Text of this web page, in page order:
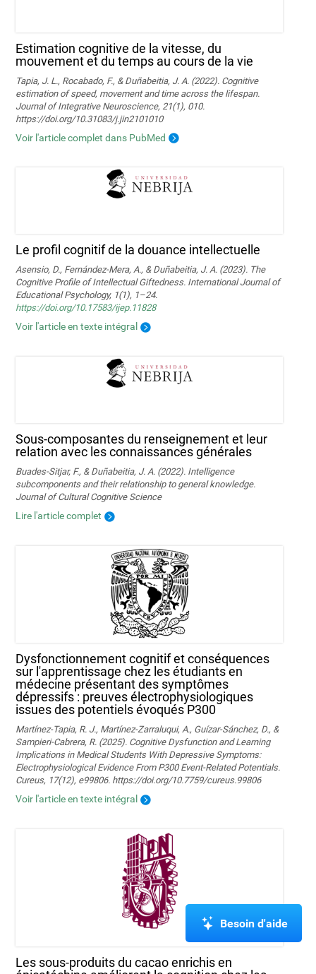
Estimation cognitive de la vitesse, du
mouvement et du temps au cours de la vie
Tapia, J. L., Rocabado, F., & Duñabeitia, J. A. (2022). Cognitive
estimation of speed, movement and time across the lifespan.
Journal of Integrative Neuroscience, 21(1), 010.
https://doi.org/10.31083/j.jin2101010
Voir l'article complet dans PubMed
Le profil cognitif de la douance intellectuelle
Asensio, D., Fernández-Mera, A., & Duñabeitia, J. A. (2023). The
Cognitive Profile of Intellectual Giftedness. International Journal of
Educational Psychology, 1(1), 1–24.
https://doi.org/10.17583/ijep.11828
Voir l'article en texte intégral
Sous-composantes du renseignement et leur
relation avec les connaissances générales
Buades-Sitjar, F., & Duñabeitia, J. A. (2022). Intelligence
subcomponents and their relationship to general knowledge.
Journal of Cultural Cognitive Science
Lire l'article complet
Dysfonctionnement cognitif et conséquences
sur l'apprentissage chez les étudiants en
médecine présentant des symptômes
dépressifs : preuves électrophysiologiques
issues des potentiels évoqués P300
Martínez-Tapia, R. J., Martínez-Zarraluqui, A., Guízar-Sánchez, D., &
Sampieri-Cabrera, R. (2025). Cognitive Dysfunction and Learning
Implications in Medical Students With Depressive Symptoms:
Electrophysiological Evidence From P300 Event-Related Potentials.
Cureus, 17(12), e99806. https://doi.org/10.7759/cureus.99806
Voir l'article en texte intégral
Les sous-produits du cacao enrichis en
Besoin d'aide